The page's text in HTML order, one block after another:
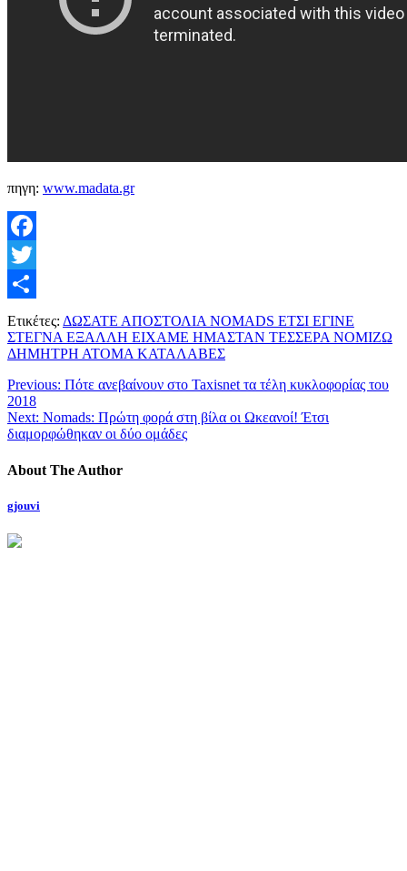
πηγη: www.madata.gr
Facebook
Twitter
Μοιραστείτε
Ετικέτες: ΔΩΣΑΤΕ ΑΠΟΣΤΟΛΙΑ NOMADS ΕΤΣΙ ΕΓΙΝΕ
ΣΤΕΓΝΑ ΕΞΑΛΛΗ ΕΙΧΑΜΕ ΗΜΑΣΤΑΝ ΤΕΣΣΕΡΑ ΝΟΜΙΖΩ
ΔΗΜΗΤΡΗ ΑΤΟΜΑ ΚΑΤΑΛΑΒΕΣ
Previous: Πότε ανεβαίνουν στο Taxisnet τα τέλη κυκλοφορίας του
2018
Next: Nomads: Πρώτη φορά στη βίλα οι Ωκεανοί! Έτσι
διαμορφώθηκαν οι δύο ομάδες
About The Author
gjouvi